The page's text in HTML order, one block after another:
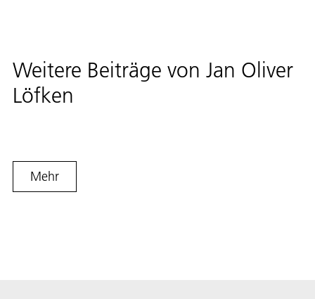
Weitere Beiträge von Jan Oliver
Löfken
Mehr